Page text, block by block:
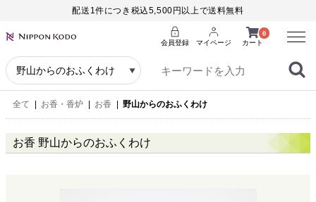
配送1件につき税込5,500円以上で送料無料
0
カート
会員登録 マイページ
Menu
全て お香・香炉 お香 野山からのおふくわけ
お香 野山からのおふくわけ